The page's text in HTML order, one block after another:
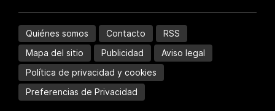
Quiénes somos Contacto
RSS
Mapa del sitio
Publicidad
Aviso legal
Política de privacidad y cookies
Preferencias de Privacidad